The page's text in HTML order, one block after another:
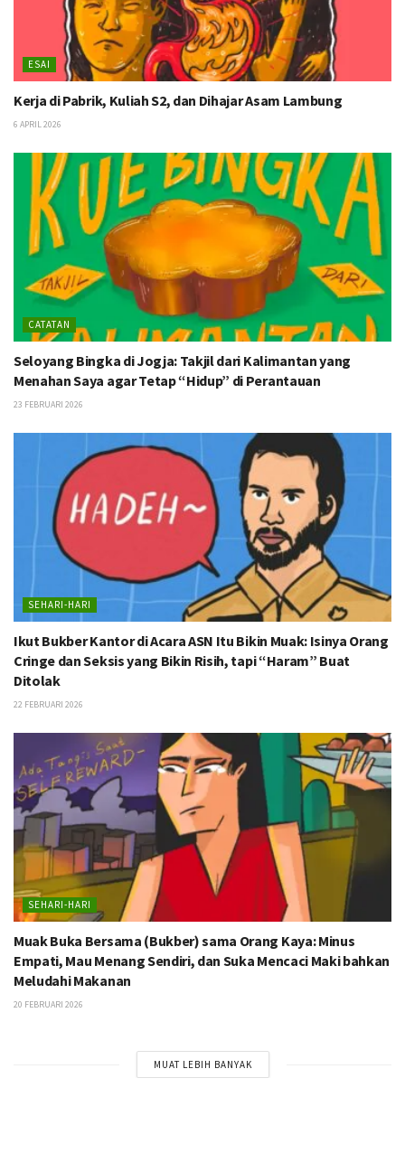
ESAI
Kerja di Pabrik, Kuliah S2, dan Dihajar Asam Lambung
6 APRIL 2026
CATATAN
Seloyang Bingka di Jogja: Takjil dari Kalimantan yang
Menahan Saya agar Tetap “Hidup” di Perantauan
23 FEBRUARI 2026
SEHARI-HARI
Ikut Bukber Kantor di Acara ASN Itu Bikin Muak: Isinya Orang
Cringe dan Seksis yang Bikin Risih, tapi “Haram” Buat
Ditolak
22 FEBRUARI 2026
SEHARI-HARI
Muak Buka Bersama (Bukber) sama Orang Kaya: Minus
Empati, Mau Menang Sendiri, dan Suka Mencaci Maki bahkan
Meludahi Makanan
20 FEBRUARI 2026
MUAT LEBIH BANYAK